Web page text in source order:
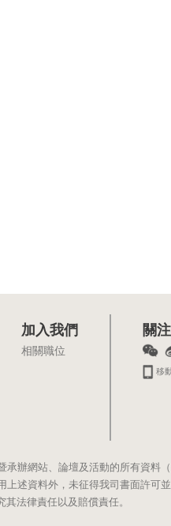
加入我們
相關職位
關
移
辦網站、論壇及活動的所有資料
述資料外，未征得我司書面許可
法律責任以及賠償責任。